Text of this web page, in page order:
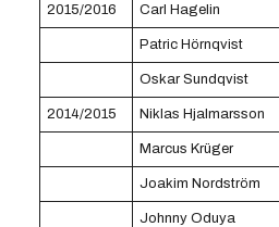
2015/2016 Carl Hagelin
Patric Hörnqvist
Oskar Sundqvist
2014/2015 Niklas Hjalmarsson
Marcus Krüger
Joakim Nordström
Johnny Oduya